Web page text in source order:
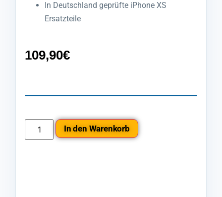
In Deutschland geprüfte iPhone XS
Ersatzteile
109,90€
In den Warenkorb